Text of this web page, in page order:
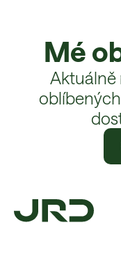
Mé
Aktuálně